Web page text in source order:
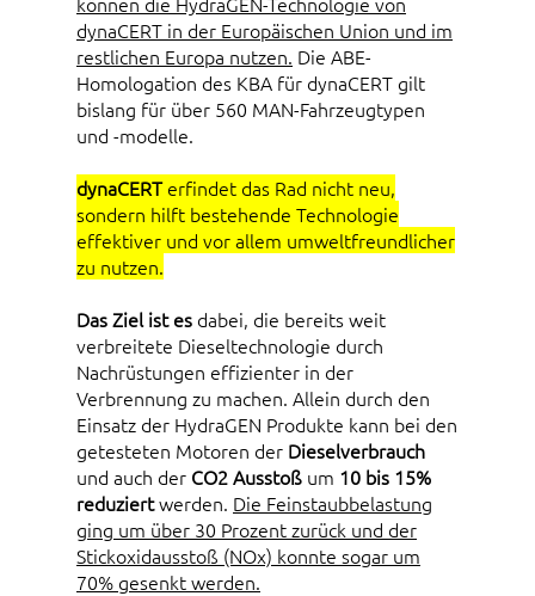
dynaCERT in der Europäischen Union und im
restlichen Europa nutzen. Die ABE-
Homologation des KBA für dynaCERT gilt
bislang für über 560 MAN-Fahrzeugtypen
und -modelle.
dynaCERTerfindet das Rad nicht neu,
sondern hilft bestehende Technologie
effektiver und vor allem umweltfreundlicher
zu nutzen.
Das Ziel ist es dabei, die bereits weit
verbreitete Dieseltechnologie durch
Nachrüstungen effizienter in der
Verbrennung zu machen. Allein durch den
Einsatz der HydraGEN Produkte kann bei den
getesteten Motoren der Dieselverbrauch
und auch der CO2 Ausstoß um 10 bis 15%
reduziertwerden. Die Feinstaubbelastung
ging um über 30 Prozent zurück und der
Stickoxidausstoß (NOx) konnte sogar um
70% gesenkt werden.